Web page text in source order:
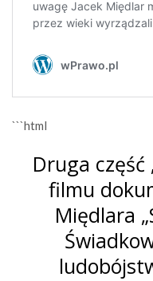
```html
Druga część
filmu
Międlara